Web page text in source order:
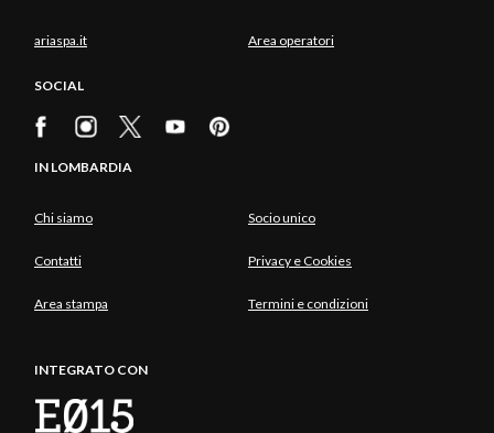
ariaspa.it Area operatori
SOCIAL
IN LOMBARDIA
Chi siamo Socio unico
Contatti Privacy e Cookies
Area stampa Termini e condizioni
INTEGRATO CON